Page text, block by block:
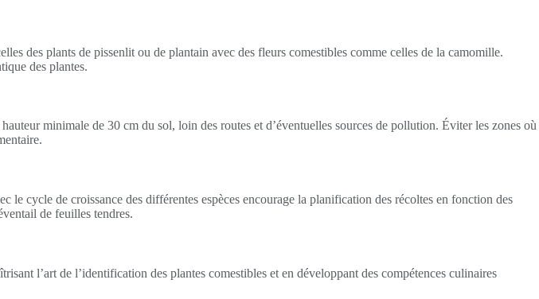
des plants de pissenlit ou de plantain avec des fleurs comestibles comme celles de la camomille.
des plantes.
minimale de 30 cm du sol, loin des routes et d’éventuelles sources de pollution. Éviter les zones où
cycle de croissance des différentes espèces encourage la planification des récoltes en fonction des
de feuilles tendres.
l’art de l’identification des plantes comestibles et en développant des compétences culinaires